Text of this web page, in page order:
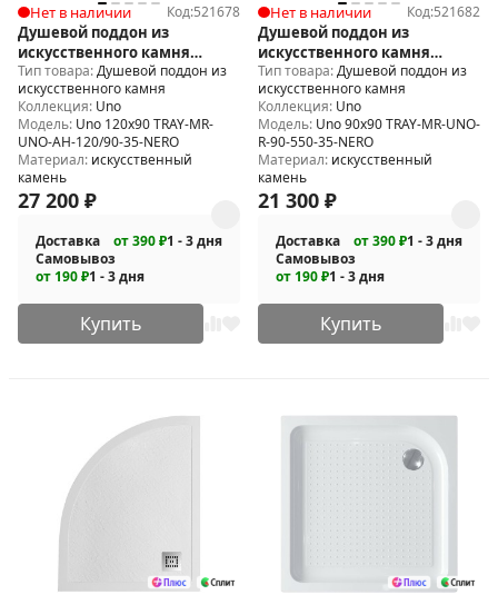
Нет в наличии Код:521678
Душевой поддон из
искусственного камня
BelBagno Uno 120x90 TRAY-
MR-UNO-AH-120/90-35-NERO
Тип товара:Душевой поддон из
искусственного камня
Коллекция: Uno
Модель: Uno 120x90 TRAY-MR-
UNO-AH-120/90-35-NERO
Материал: искусственный
камень
27 200 ₽
Доставка от 390 ₽1 - 3 дня
Самовывоз
от 190 ₽1 - 3 дня
Купить
Нет в наличии Код:521682
Душевой поддон из
искусственного камня
BelBagno Uno 90x90 TRAY-MR-
UNO-R-90-550-35-NERO
Тип товара:Душевой поддон из
искусственного камня
Коллекция: Uno
Модель: Uno 90x90 TRAY-MR-UNO-
R-90-550-35-NERO
Материал: искусственный
камень
21 300 ₽
Доставка от 390 ₽1 - 3 дня
Самовывоз
от 190 ₽1 - 3 дня
Купить